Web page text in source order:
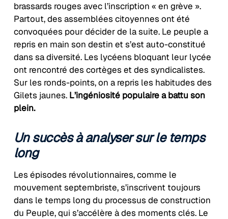
brassards rouges avec l’inscription « en grève ».
Partout, des assemblées citoyennes ont été
convoquées pour décider de la suite. Le peuple a
repris en main son destin et s’est auto-constitué
dans sa diversité. Les lycéens bloquant leur lycée
ont rencontré des cortèges et des syndicalistes.
Sur les ronds-points, on a repris les habitudes des
Gilets jaunes. L’ingéniosité populaire a battu son
plein.
Un succès à analyser sur le temps
long
Les épisodes révolutionnaires, comme le
mouvement septembriste, s’inscrivent toujours
dans le temps long du processus de construction
du Peuple, qui s’accélère à des moments clés. Le